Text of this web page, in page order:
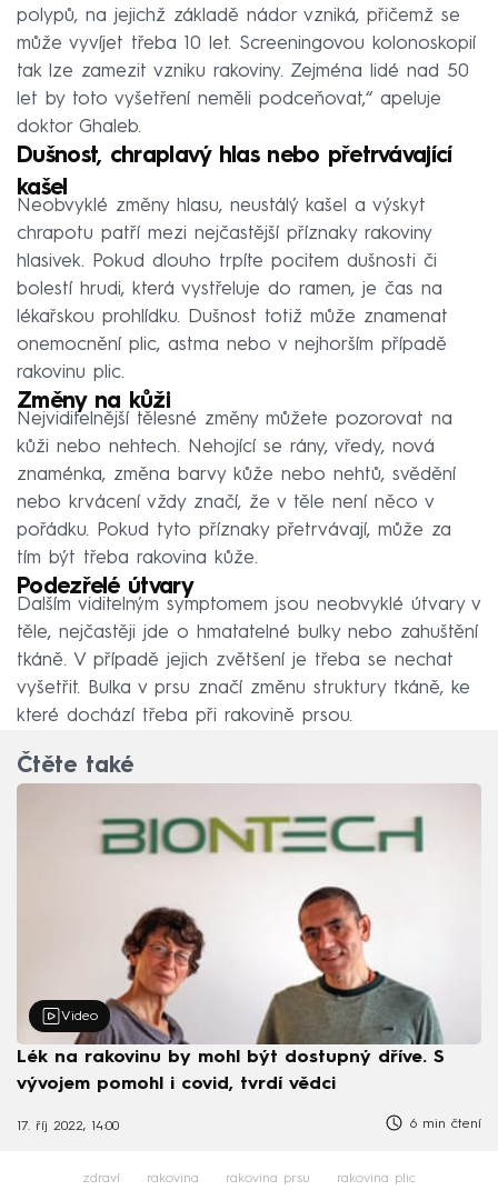
polypů, na jejichž základě nádor vzniká, přičemž se
může vyvíjet třeba 10 let. Screeningovou kolonoskopií
tak lze zamezit vzniku rakoviny. Zejména lidé nad 50
let by toto vyšetření neměli podceňovat,“ apeluje
doktor Ghaleb.
Dušnost, chraplavý hlas nebo přetrvávající
kašel
Neobvyklé změny hlasu, neustálý kašel a výskyt
chrapotu patří mezi nejčastější příznaky rakoviny
hlasivek. Pokud dlouho trpíte pocitem dušnosti či
bolestí hrudi, která vystřeluje do ramen, je čas na
lékařskou prohlídku. Dušnost totiž může znamenat
onemocnění plic, astma nebo v nejhorším případě
rakovinu plic.
Změny na kůži
Nejviditelnější tělesné změny můžete pozorovat na
kůži nebo nehtech. Nehojící se rány, vředy, nová
znaménka, změna barvy kůže nebo nehtů, svědění
nebo krvácení vždy značí, že v těle není něco v
pořádku. Pokud tyto příznaky přetrvávají, může za
tím být třeba rakovina kůže.
Podezřelé útvary
Dalším viditelným symptomem jsou neobvyklé útvary v
těle, nejčastěji jde o hmatatelné bulky nebo zahuštění
tkáně. V případě jejich zvětšení je třeba se nechat
vyšetřit. Bulka v prsu značí změnu struktury tkáně, ke
které dochází třeba při rakovině prsou.
Čtěte také
Video
Lék na rakovinu by mohl být dostupný dříve. S
vývojem pomohl i covid, tvrdí vědci
17. říj 2022, 14:00 6 min čtení
zdraví rakovina rakovina prsu rakovina plic